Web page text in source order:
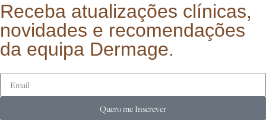
Receba atualizações clínicas,
novidades e recomendações
da equipa Dermage.
Quero me Inscrever